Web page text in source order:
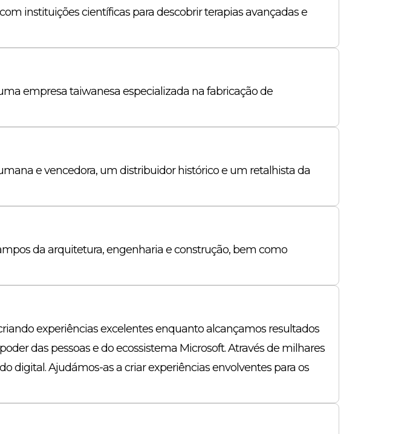
instituições científicas para descobrir terapias avançadas e
empresa taiwanesa especializada na fabricação de
e vencedora, um distribuidor histórico e um retalhista da
da arquitetura, engenharia e construção, bem como
experiências excelentes enquanto alcançamos resultados
das pessoas e do ecossistema Microsoft. Através de milhares
digital. Ajudámos-as a criar experiências envolventes para os